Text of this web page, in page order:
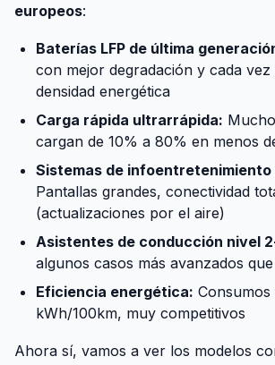
europeos:
Baterías LFP de última
con mejor degradación y cada vez
densidad energética
Carga rápida ultrarrápida:
cargan de 10% a 80% en menos
Sistemas de infoentretenimiento
Pantallas grandes, conectividad
(actualizaciones por el aire)
Asistentes de conducción nivel
algunos casos más avanzados
Eficiencia energética: Consumos
kWh/100km, muy competitivos
Ahora sí, vamos a ver los modelos